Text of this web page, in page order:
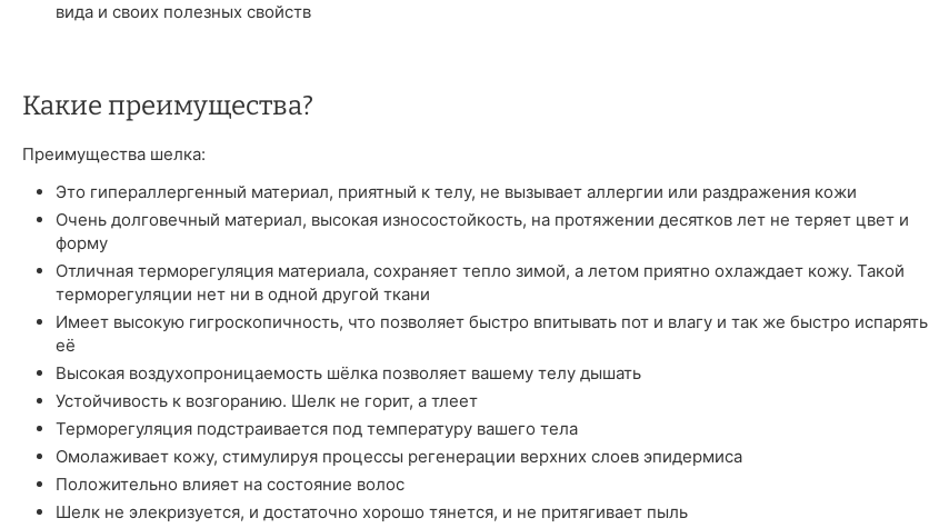
вида и своих полезных свойств
Какие преимущества?
Преимущества шелка:
Это гипераллергенный материал, приятный к телу, не вызывает аллергии или раздражения кожи
Очень долговечный материал, высокая износостойкость, на протяжении десятков лет не теряет цвет и
форму
Отличная терморегуляция материала, сохраняет тепло зимой, а летом приятно охлаждает кожу. Такой
терморегуляции нет ни в одной другой ткани
Имеет высокую гигроскопичность, что позволяет быстро впитывать пот и влагу и так же быстро испарять
её
Высокая воздухопроницаемость шёлка позволяет вашему телу дышать
Устойчивость к возгоранию. Шелк не горит, а тлеет
Терморегуляция подстраивается под температуру вашего тела
Омолаживает кожу, стимулируя процессы регенерации верхних слоев эпидермиса
Положительно влияет на состояние волос
Шелк не элекризуется, и достаточно хорошо тянется, и не притягивает пыль